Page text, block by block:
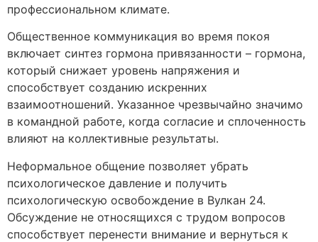
профессиональном климате.
Общественное коммуникация во время покоя
включает синтез гормона привязанности – гормона,
который снижает уровень напряжения и
способствует созданию искренних
взаимоотношений. Указанное чрезвычайно значимо
в командной работе, когда согласие и сплоченность
влияют на коллективные результаты.
Неформальное общение позволяет убрать
психологическое давление и получить
психологическую освобождение в Вулкан 24.
Обсуждение не относящихся с трудом вопросов
способствует перенести внимание и вернуться к